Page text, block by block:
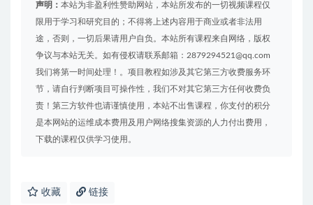
声明： 本站为非盈利性赞助网站，本站所发布的一切视频课程仅
限用于学习和研究目的；不得将上述内容用于商业或者非法用
途，否则，一切后果请用户自负。本站所有课程来自网络，版权
争议与本站无关。如有侵权请联系邮箱：2879294521@qq.com
我们将第一时间处理！。项目教程如涉及其它第三方收费服务环
节，请自行判断项目可操作性，我们不对其它第三方任何收费负
责！第三方软件也请谨慎使用，本站不出售课程，你支付的积分
是本网站的运维成本费用及用户网络搜集资源的人力付出费用，
下载的课程仅供学习使用。
收藏 链接